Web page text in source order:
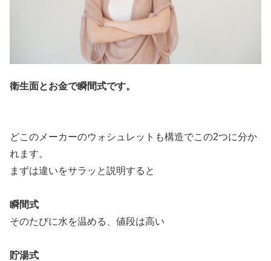
衛生面とお金で瞬間式です。
どこのメーカーのウォシュレットも構造でこの2つに分か
れます。
まずは違いをサラッと説明すると
瞬間式
そのたびに水を温める、値段は高い
貯湯式